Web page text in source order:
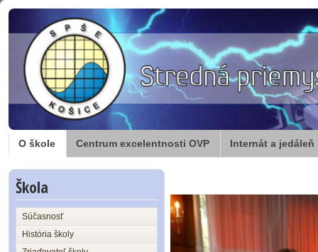
O škole Centrum excelentnosti OVP Internát a jedáleň
Škola
Súčasnosť
História školy